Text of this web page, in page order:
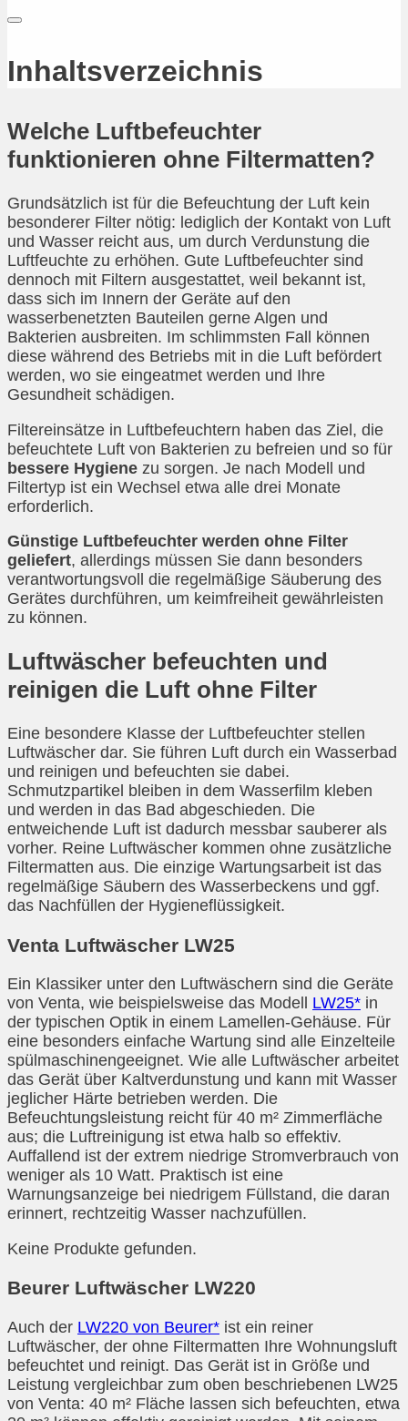
Inhaltsverzeichnis
Welche Luftbefeuchter
funktionieren ohne Filtermatten?
Grundsätzlich ist für die Befeuchtung der Luft kein
besonderer Filter nötig: lediglich der Kontakt von Luft
und Wasser reicht aus, um durch Verdunstung die
Luftfeuchte zu erhöhen. Gute Luftbefeuchter sind
dennoch mit Filtern ausgestattet, weil bekannt ist,
dass sich im Innern der Geräte auf den
wasserbenetzten Bauteilen gerne Algen und
Bakterien ausbreiten. Im schlimmsten Fall können
diese während des Betriebs mit in die Luft befördert
werden, wo sie eingeatmet werden und Ihre
Gesundheit schädigen.
Filtereinsätze in Luftbefeuchtern haben das Ziel, die
befeuchtete Luft von Bakterien zu befreien und so für
bessere Hygiene zu sorgen. Je nach Modell und
Filtertyp ist ein Wechsel etwa alle drei Monate
erforderlich.
Günstige Luftbefeuchter werden ohne Filter
geliefert, allerdings müssen Sie dann besonders
verantwortungsvoll die regelmäßige Säuberung des
Gerätes durchführen, um keimfreiheit gewährleisten
zu können.
Luftwäscher befeuchten und
reinigen die Luft ohne Filter
Eine besondere Klasse der Luftbefeuchter stellen
Luftwäscher dar. Sie führen Luft durch ein Wasserbad
und reinigen und befeuchten sie dabei.
Schmutzpartikel bleiben in dem Wasserfilm kleben
und werden in das Bad abgeschieden. Die
entweichende Luft ist dadurch messbar sauberer als
vorher. Reine Luftwäscher kommen ohne zusätzliche
Filtermatten aus. Die einzige Wartungsarbeit ist das
regelmäßige Säubern des Wasserbeckens und ggf.
das Nachfüllen der Hygieneflüssigkeit.
Venta Luftwäscher LW25
Ein Klassiker unter den Luftwäschern sind die Geräte
von Venta, wie beispielsweise das Modell LW25* in
der typischen Optik in einem Lamellen-Gehäuse. Für
eine besonders einfache Wartung sind alle Einzelteile
spülmaschinengeeignet. Wie alle Luftwäscher arbeitet
das Gerät über Kaltverdunstung und kann mit Wasser
jeglicher Härte betrieben werden. Die
Befeuchtungsleistung reicht für 40 m² Zimmerfläche
aus; die Luftreinigung ist etwa halb so effektiv.
Auffallend ist der extrem niedrige Stromverbrauch von
weniger als 10 Watt. Praktisch ist eine
Warnungsanzeige bei niedrigem Füllstand, die daran
erinnert, rechtzeitig Wasser nachzufüllen.
Keine Produkte gefunden.
Beurer Luftwäscher LW220
Auch der LW220 von Beurer* ist ein reiner
Luftwäscher, der ohne Filtermatten Ihre Wohnungsluft
befeuchtet und reinigt. Das Gerät ist in Größe und
Leistung vergleichbar zum oben beschriebenen LW25
von Venta: 40 m² Fläche lassen sich befeuchten, etwa